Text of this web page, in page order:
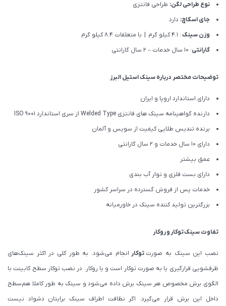
نوع طراحی لگن: طراحی فانتزی
جای اسکاچ: دارد
وزن سینک: 4.1 کیلو گرم | با متعلقات 8.4 کیلو گرم
گارانتی: 10 سال خدمات – 2 سال گارانتی
توضیحات مختصر درباره سینک استیل البرز
دارای استاندارد اروپا و ایران
دارنده گواهینامه سینک های فانتزی Welded Type از سری استاندارد ISO 9001
برنده تندیس طلایی کیفیت از سویس و آلمان
دارای ۱۰ سال خدمات و 2 سال گارانتی
عمق بیشتر
دارای بست فلزی و نوار آب بندی
خدمات پس از فروش گسترده در سراسر کشور
بزرگترین تولید کننده سینک در خاورمیانه
تفاوت سینک توکار و روکار
نصب این سینک به صورتتوکار انجام می‌شود. به طور کلی در اکثر سینک‌های
ظرفشویی قرارگیری یا به صورت توکار است و یا روکار. در نصب توکار سطح کابینت با
الگوی برش مخصوص هر سینک برش داده می‌شود و سینک به طور کاملا هم‌سطح
داخل این برش قرار می‌گیرد. اگر نظافت اطراف سینک برایتان دشواد نیست